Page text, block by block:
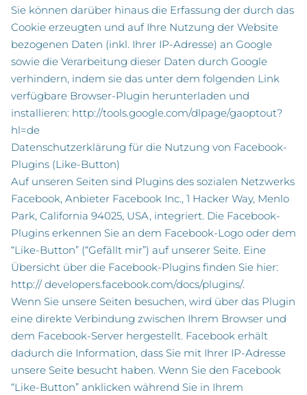
Sie können darüber hinaus die Erfassung der durch das
Cookie erzeugten und auf Ihre Nutzung der Website
bezogenen Daten (inkl. Ihrer IP-Adresse) an Google
sowie die Verarbeitung dieser Daten durch Google
verhindern, indem sie das unter dem folgenden Link
verfügbare Browser-Plugin herunterladen und
installieren: http://tools.google.com/dlpage/gaoptout?
hl=de
Datenschutzerklärung für die Nutzung von Facebook-
Plugins (Like-Button)
Auf unseren Seiten sind Plugins des sozialen Netzwerks
Facebook, Anbieter Facebook Inc., 1 Hacker Way, Menlo
Park, California 94025, USA, integriert. Die Facebook-
Plugins erkennen Sie an dem Facebook-Logo oder dem
“Like-Button” (“Gefällt mir”) auf unserer Seite. Eine
Übersicht über die Facebook-Plugins finden Sie hier:
http:// developers.facebook.com/docs/plugins/.
Wenn Sie unsere Seiten besuchen, wird über das Plugin
eine direkte Verbindung zwischen Ihrem Browser und
dem Facebook-Server hergestellt. Facebook erhält
dadurch die Information, dass Sie mit Ihrer IP-Adresse
unsere Seite besucht haben. Wenn Sie den Facebook
“Like-Button” anklicken während Sie in Ihrem